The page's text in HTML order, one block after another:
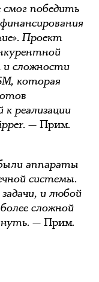
победить
Проект
и сложности
которая
реализации
— Прим.
аппараты
системы.
и любой
сложной
— Прим.